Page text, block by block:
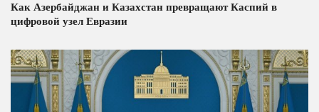
Как Азербайджан и Казахстан превращают Каспий в
цифровой узел Евразии